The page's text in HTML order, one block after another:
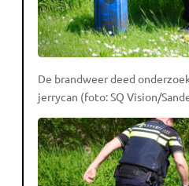
De brandweer deed
jerrycan (foto: SQ Vision/